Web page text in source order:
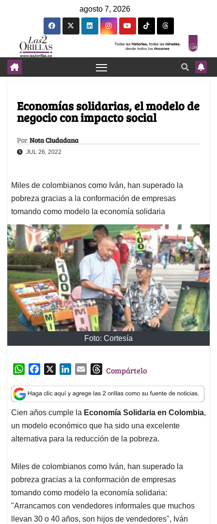
agosto 7, 2026
Economías solidarias, el modelo de
negocio con impacto social
Por Nota Ciudadana
JUL 26, 2022
Miles de colombianos como Iván, han superado la
pobreza gracias a la conformación de empresas
tomando como modelo la economía solidaria
Foto: Cortesía
W
a
t
s
A
p
c
e
b
o
o
n
k
e
d
I
a
i
l
T
r
e
a
d
s
Compártelo
Cien años cumple la Economía Solidaria en Colombia,
un modelo económico que ha sido una excelente
alternativa para la reducción de la pobreza.
Miles de colombianos como Iván, han superado la
pobreza gracias a la conformación de empresas
tomando como modelo la economía solidaria:
"Arrancamos con vendedores informales que muchos
llevan 30 o 40 años, son hijos de vendedores", Iván